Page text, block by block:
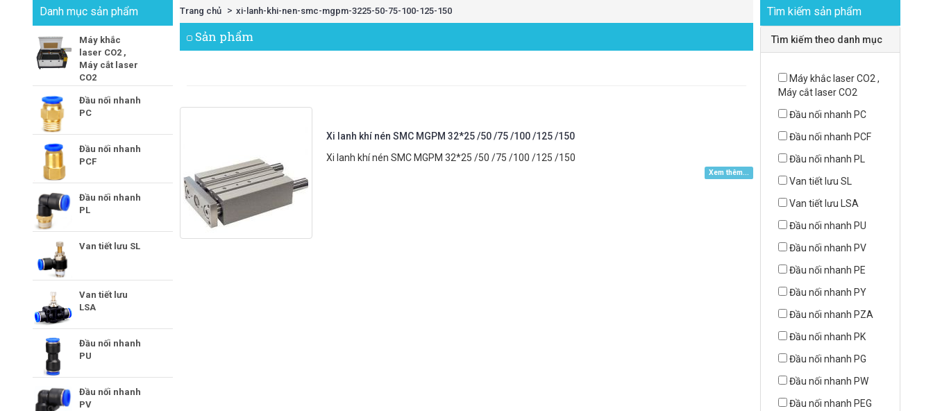
Danh mục sản phẩm
Máy khắc
laser CO2 ,
Máy cắt laser
CO2
Đầu nối nhanh
PC
Đầu nối nhanh
PCF
Đầu nối nhanh
PL
Van tiết lưu SL
Van tiết lưu
LSA
Đầu nối nhanh
PU
Đầu nối nhanh
PV
Trang chủ xi-lanh-khi-nen-smc-mgpm-3225-50-75-100-125-150
Sản phẩm
Xi lanh khí nén SMC MGPM 32*25 /50 /75 /100 /125 /150
Xi lanh khí nén SMC MGPM 32*25 /50 /75 /100 /125 /150
Xem thêm...
Tìm kiếm sản phẩm
Tìm kiếm theo danh mục
Máy khắc laser CO2 ,
Máy cắt laser CO2
Đầu nối nhanh PC
Đầu nối nhanh PCF
Đầu nối nhanh PL
Van tiết lưu SL
Van tiết lưu LSA
Đầu nối nhanh PU
Đầu nối nhanh PV
Đầu nối nhanh PE
Đầu nối nhanh PY
Đầu nối nhanh PZA
Đầu nối nhanh PK
Đầu nối nhanh PG
Đầu nối nhanh PW
Đầu nối nhanh PEG